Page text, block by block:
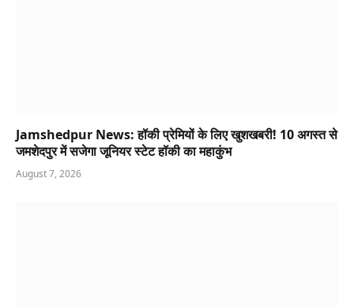
Jamshedpur News: हॉकी प्रेमियों के लिए खुशखबरी! 10 अगस्त से
जमशेदपुर में सजेगा जूनियर स्टेट हॉकी का महाकुंभ
August 7, 2026